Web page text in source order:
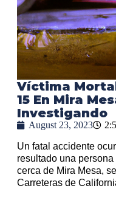
Víctima
15 En Mira
Investigando
August 23, 2023
Un fatal accidente
resultado una
cerca de Mira Mesa,
Carreteras de